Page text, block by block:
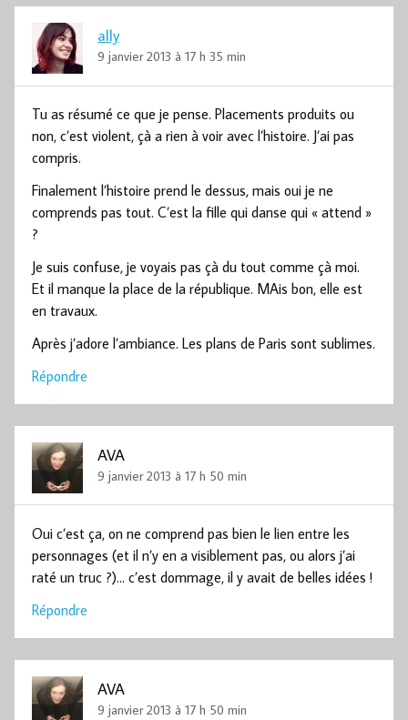
ally
9 janvier 2013 à 17 h 35 min
Tu as résumé ce que je pense. Placements produits ou
non, c’est violent, çà a rien à voir avec l’histoire. J’ai pas
compris.
Finalement l’histoire prend le dessus, mais oui je ne
comprends pas tout. C’est la fille qui danse qui « attend »
?
Je suis confuse, je voyais pas çà du tout comme çà moi.
Et il manque la place de la république. MAis bon, elle est
en travaux.
Après j’adore l’ambiance. Les plans de Paris sont sublimes.
Répondre
AVA
9 janvier 2013 à 17 h 50 min
Oui c’est ça, on ne comprend pas bien le lien entre les
personnages (et il n’y en a visiblement pas, ou alors j’ai
raté un truc ?)… c’est dommage, il y avait de belles idées !
Répondre
AVA
9 janvier 2013 à 17 h 50 min